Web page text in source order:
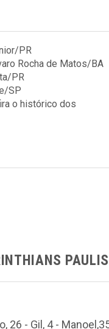
PR
Rocha de Matos/BA
PR
SP
o histórico dos
26 - Gil, 4 -